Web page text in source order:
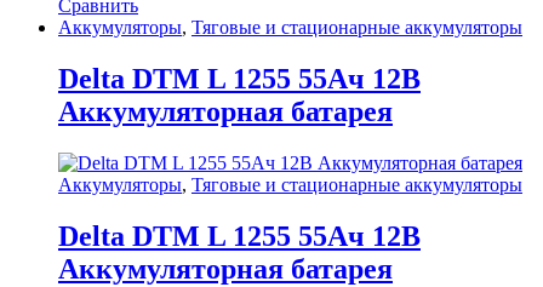
Сравнить
Аккумуляторы, Тяговые и стационарные аккумуляторы
Delta DTM L 1255 55Ач 12В
Аккумуляторная батарея
Аккумуляторы, Тяговые и стационарные аккумуляторы
Delta DTM L 1255 55Ач 12В
Аккумуляторная батарея